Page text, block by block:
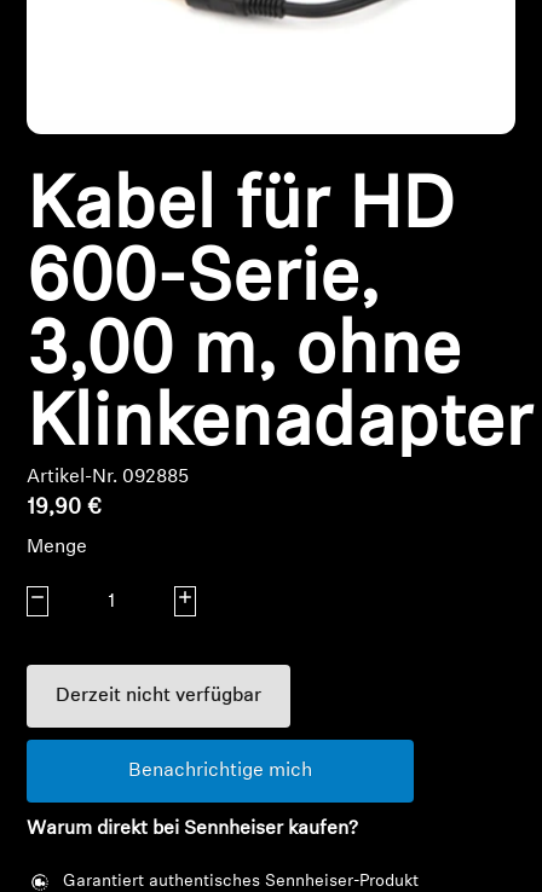
Hearing
TV-Kopfhörer
Ressourcen zum Thema Hören
Original-Hörteile & Zubehör
AMBEO Soundbars und Subs
AMBEO entdecken
Über uns
Kabel für HD
600-Serie,
3,00 m, ohne
Klinkenadapter
Artikel-Nr. 092885
19,90 €
Menge
Menge verringern Menge erhöhen
Derzeit nicht verfügbar
Benachrichtige mich
Warum direkt bei Sennheiser kaufen?
Garantiert authentisches Sennheiser-Produkt